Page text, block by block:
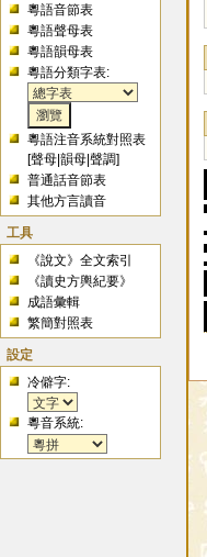
粵語音節表
粵語聲母表
粵語韻母表
粵語分類字表:
粵語注音系統對照表
[聲母 |韻母 |聲調]
普通話音節表
其他方言讀音
工具
《說文》全文索引
《讀史方輿紀要》
成語彙輯
繁簡對照表
設定
冷僻字:
粵音系統: